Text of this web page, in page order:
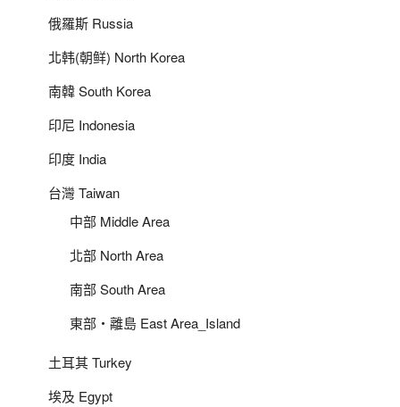
俄羅斯 Russia
北韩(朝鲜) North Korea
南韓 South Korea
印尼 Indonesia
印度 India
台灣 Taiwan
中部 Middle Area
北部 North Area
南部 South Area
東部‧離島 East Area_Island
土耳其 Turkey
埃及 Egypt